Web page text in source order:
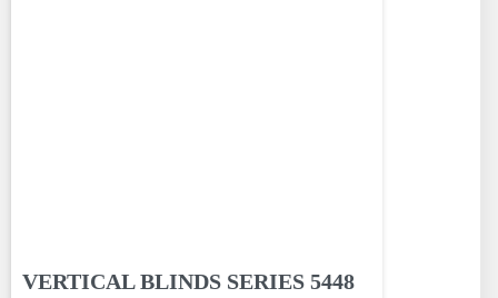
VERTICAL BLINDS SERIES 5448